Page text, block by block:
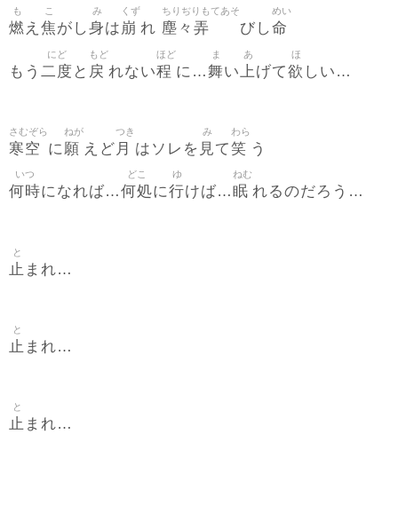
燃
も
え 焦
こ
がし身
み
は 崩
くず
れ 塵々弄
ちりぢりもてあそ
びし命
めい
もう 二度
にど
と 戻
もど
れない程
ほど
に… 舞
ま
い 上
あ
げて欲
ほ
しい…
寒空
さむぞら
に願
ねが
えど 月
つき
はソレを 見
み
て笑
わら
う
何時
いつ
になれば…何処
どこ
に行
ゆ
けば…眠
ねむ
れるのだろう…
止
と
まれ…
止
と
まれ…
止
と
まれ…